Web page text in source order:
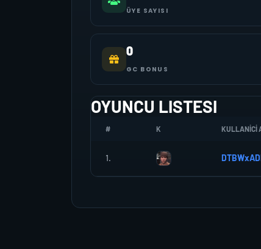
ÜYE SAYISI
0
GC BONUS
OYUNCU LISTESI
# K KULLANICI
1.